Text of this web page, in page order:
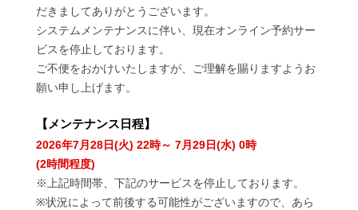
だきましてありがとうございます。
システムメンテナンスに伴い、現在オンライン予約サー
ビスを停止しております。
ご不便をおかけいたしますが、ご理解を賜りますようお
願い申し上げます。
【 メンテナンス日程】
2026年7月28日(火) 22時～ 7月29日(水) 0時
(2時間程度)
※上記時間帯、下記のサービスを停止しております。
※状況によって前後する可能性がございますので、あら